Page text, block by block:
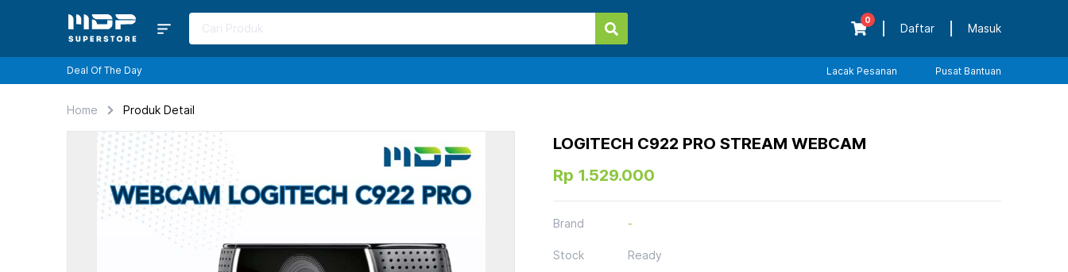
0
Daftar Masuk
Deal Of The Day Lacak Pesanan Pusat Bantuan
Home Produk Detail
LOGITECH C922 PRO STREAM WEBCAM
Rp 1.529.000
Brand -
Stock Ready